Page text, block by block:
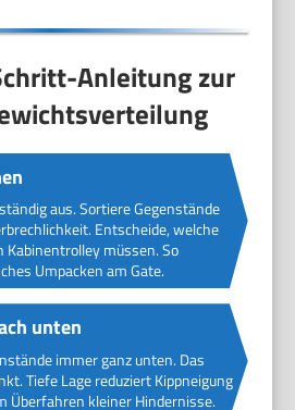
Anleitung zur
aus. Sortiere Gegenstände
Entscheide, welche
Kabinentrolley müssen. So
Umpacken am Gate.
unten
immer ganz unten. Das
Tiefe Lage reduziert Kippneigung
Überfahren kleiner Hindernisse.